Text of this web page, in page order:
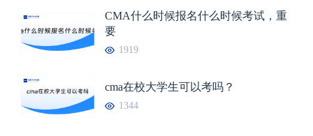
CMA什么时候报名什么时候考试，重
要
1919
cma在校大学生可以考吗？
1344